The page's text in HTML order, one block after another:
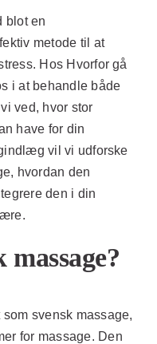
blot en
metode til at
Hos Hvorfor gå
i at behandle både
ved, hvor stor
have for din
vil vi udforske
hvordan den
den i din
svensk massage,
for massage. Den